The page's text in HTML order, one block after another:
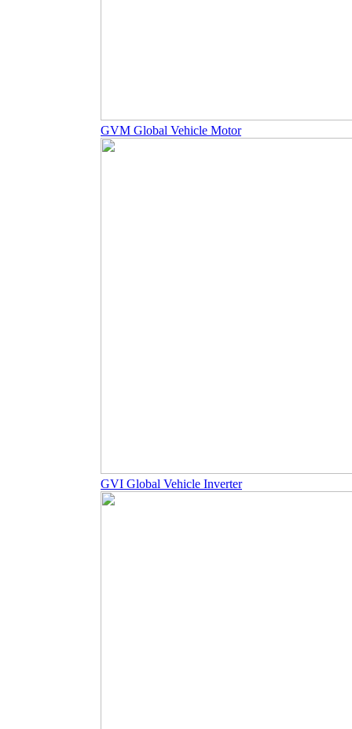
GVM Global Vehicle Motor
GVI Global Vehicle Inverter